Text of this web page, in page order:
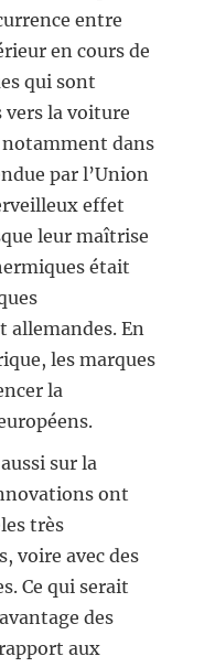
entre
en cours de
qui sont
la voiture
dans
par l’Union
effet
leur maîtrise
était
allemandes. En
les marques
la
sur la
ont
très
voire avec des
Ce qui serait
des
aux